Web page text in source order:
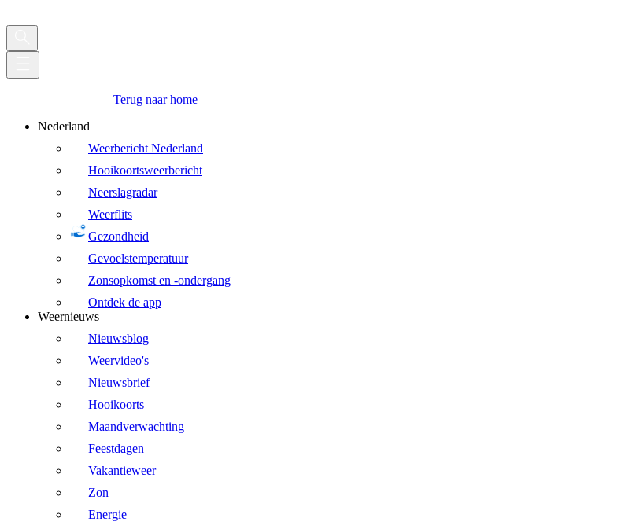
Terug naar home
Nederland
Weerbericht Nederland
Hooikoortsweerbericht
Neerslagradar
Weerflits
Gezondheid
Gevoelstemperatuur
Zonsopkomst en -ondergang
Ontdek de app
Weernieuws
Nieuwsblog
Weervideo's
Nieuwsbrief
Hooikoorts
Maandverwachting
Feestdagen
Vakantieweer
Zon
Energie